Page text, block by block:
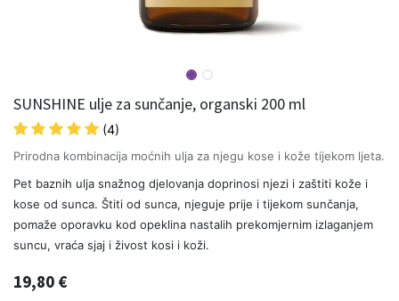
SUNSHINE ulje za sunčanje, organski 200 ml
(4)
Prirodna kombinacija moćnih ulja za njegu kose i kože tijekom ljeta.
Pet baznih ulja snažnog djelovanja doprinosi njezi i zaštiti kože i
kose od sunca. Štiti od sunca, njeguje prije i tijekom sunčanja,
pomaže oporavku kod opeklina nastalih prekomjernim izlaganjem
suncu, vraća sjaj i živost kosi i koži.
19,80 €